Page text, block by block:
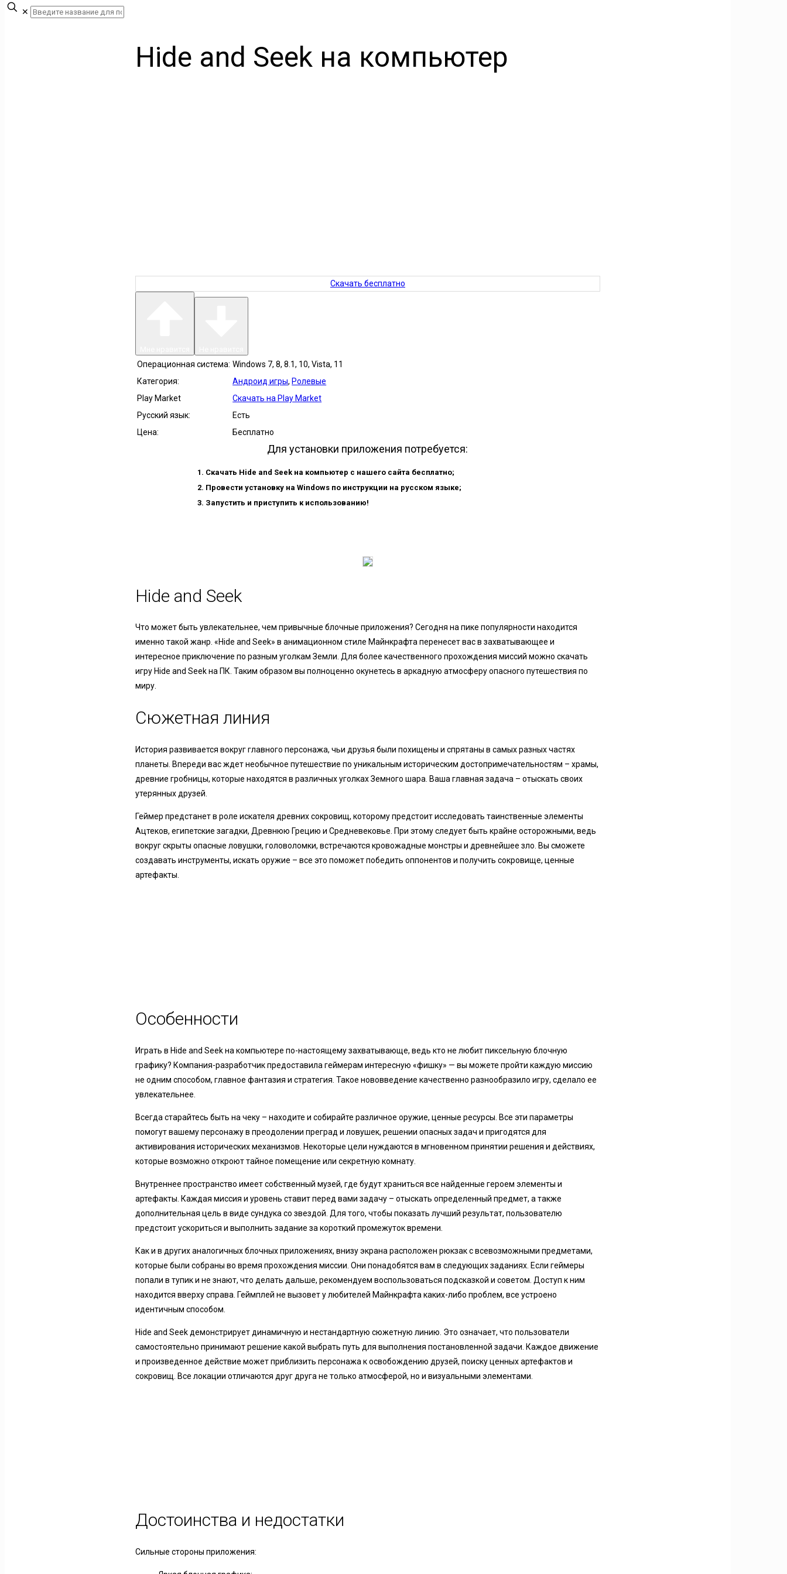
✕
Hide and Seek на компьютер
Скачать бесплатно
Операционная система: Windows 7, 8, 8.1, 10, Vista, 11
Категория:
Андроид игры, Ролевые
Play Market
Скачать на Play Market
Русский язык:
Есть
Цена:
Бесплатно
Для установки приложения потребуется:
Скачать Hide and Seek на компьютер с нашего сайта бесплатно;
Провести установку на Windows по инструкции на русском языке;
Запустить и приступить к использованию!
Hide and Seek
Что может быть увлекательнее, чем привычные блочные приложения? Сегодня на пике популярности находится
именно такой жанр. «Hide and Seek» в анимационном стиле Майнкрафта перенесет вас в захватывающее и
интересное приключение по разным уголкам Земли. Для более качественного прохождения миссий можно скачать
игру Hide and Seek на ПК. Таким образом вы полноценно окунетесь в аркадную атмосферу опасного путешествия по
миру.
Сюжетная линия
История развивается вокруг главного персонажа, чьи друзья были похищены и спрятаны в самых разных частях
планеты. Впереди вас ждет необычное путешествие по уникальным историческим достопримечательностям – храмы,
древние гробницы, которые находятся в различных уголках Земного шара. Ваша главная задача – отыскать своих
утерянных друзей.
Геймер предстанет в роле искателя древних сокровищ, которому предстоит исследовать таинственные элементы
Ацтеков, египетские загадки, Древнюю Грецию и Средневековье. При этому следует быть крайне осторожными, ведь
вокруг скрыты опасные ловушки, головоломки, встречаются кровожадные монстры и древнейшее зло. Вы сможете
создавать инструменты, искать оружие – все это поможет победить оппонентов и получить сокровище, ценные
артефакты.
Особенности
Играть в Hide and Seek на компьютере по-настоящему захватывающе, ведь кто не любит пиксельную блочную
графику? Компания-разработчик предоставила геймерам интересную «фишку» — вы можете пройти каждую миссию
не одним способом, главное фантазия и стратегия. Такое нововведение качественно разнообразило игру, сделало ее
увлекательнее.
Всегда старайтесь быть на чеку – находите и собирайте различное оружие, ценные ресурсы. Все эти параметры
помогут вашему персонажу в преодолении преград и ловушек, решении опасных задач и пригодятся для
активирования исторических механизмов. Некоторые цели нуждаются в мгновенном принятии решения и действиях,
которые возможно откроют тайное помещение или секретную комнату.
Внутреннее пространство имеет собственный музей, где будут храниться все найденные героем элементы и
артефакты. Каждая миссия и уровень ставит перед вами задачу – отыскать определенный предмет, а также
дополнительная цель в виде сундука со звездой. Для того, чтобы показать лучший результат, пользователю
предстоит ускориться и выполнить задание за короткий промежуток времени.
Как и в других аналогичных блочных приложениях, внизу экрана расположен рюкзак с всевозможными предметами,
которые были собраны во время прохождения миссии. Они понадобятся вам в следующих заданиях. Если геймеры
попали в тупик и не знают, что делать дальше, рекомендуем воспользоваться подсказкой и советом. Доступ к ним
находится вверху справа. Геймплей не вызовет у любителей Майнкрафта каких-либо проблем, все устроено
идентичным способом.
Hide and Seek демонстрирует динамичную и нестандартную сюжетную линию. Это означает, что пользователи
самостоятельно принимают решение какой выбрать путь для выполнения постановленной задачи. Каждое движение
и произведенное действие может приблизить персонажа к освобождению друзей, поиску ценных артефактов и
сокровищ. Все локации отличаются друг друга не только атмосферой, но и визуальными элементами.
Достоинства и недостатки
Сильные стороны приложения: